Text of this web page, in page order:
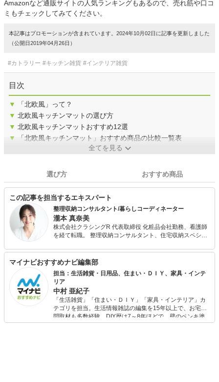
Amazonなど通販サイトの人気ランキングもあるので、売れ筋や口コ
ミもチェックしてみてください。
本記事はプロモーションが含まれています。2024年10月02日に記事を更新しました
（公開日2019年04月26日）
#カトラリー #キッチン雑貨 #インテリア雑貨
目次
▼
「北欧風」って？
▼ 北欧風キッチンマットの選び方
▼ 北欧風キッチンマットおすすめ12選
▼
「北欧風キッチンマット」おすすめ商品の比較一覧表
全てを見る
選び方 おすすめ商品
この記事を担当するエキスパート
整理収納コンサルタント/暮らしコーディネーター
瀧本 真奈美
株式会社クラシングR 代表取締役 化粧品会社勤務、看護師
を経て転職。 整理収納コンサルタント、住宅収納スペシャ
有。 出版書籍6冊、掲載誌は130冊を超える。 専門家とし
て「サタデープラス」「ZIP!」「ラヴィット！」などメデ
ィア出演も多数。 SNS総フォロワー19万人のインフルエン
サーとして暮らしを提案、執筆、講演、SNSコンサル業
務、ショップ経営など幅広く活動している。
マイナビおすすめナビ編集部
担当：生活雑貨・日用品、住まい・ＤＩＹ、家具・インテ
リア
中村 亜紀子
「生活雑貨」「住まい・ＤＩＹ」「家具・インテリア」カ
テゴリを担当。生活情報雑誌の編集を15年以上で、お宅訪
問取材も多数経験。DIY歴は7～8年ほどで、壁のペンキ塗
りや壁紙チェンジなどもチャレンジ済み。初心者でもモノ